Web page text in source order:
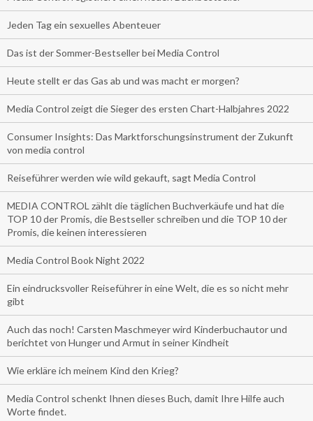
Jeden Tag ein sexuelles Abenteuer
Das ist der Sommer-Bestseller bei Media Control
Heute stellt er das Gas ab und was macht er morgen?
Media Control zeigt die Sieger des ersten Chart-Halbjahres 2022
Consumer Insights: Das Marktforschungsinstrument der Zukunft
von media control
Reiseführer werden wie wild gekauft, sagt Media Control
MEDIA CONTROL zählt die täglichen Buchverkäufe und hat die
TOP 10 der Promis, die Bestseller schreiben und die TOP 10 der
Promis, die keinen interessieren
Media Control Book Night 2022
Ein eindrucksvoller Reiseführer in eine Welt, die es so nicht mehr
gibt
Auch das noch! Carsten Maschmeyer wird Kinderbuchautor und
berichtet von Hunger und Armut in seiner Kindheit
Wie erkläre ich meinem Kind den Krieg?
Media Control schenkt Ihnen dieses Buch, damit Ihre Hilfe auch
Worte findet.